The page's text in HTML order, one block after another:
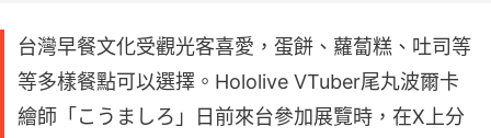
台灣早餐文化受觀光客喜愛，蛋餅、蘿蔔糕、吐司等
等多樣餐點可以選擇。Hololive VTuber尾丸波爾卡
繪師「こうましろ」日前來台參加展覽時，在X上分